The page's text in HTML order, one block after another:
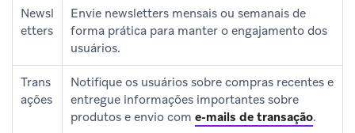
Newsl
etters
Envie newsletters mensais ou semanais de
forma prática para manter o engajamento dos
usuários.
Trans
ações
Notifique os usuários sobre compras recentes e
entregue informações importantes sobre
produtos e envio com e-mails de transação.